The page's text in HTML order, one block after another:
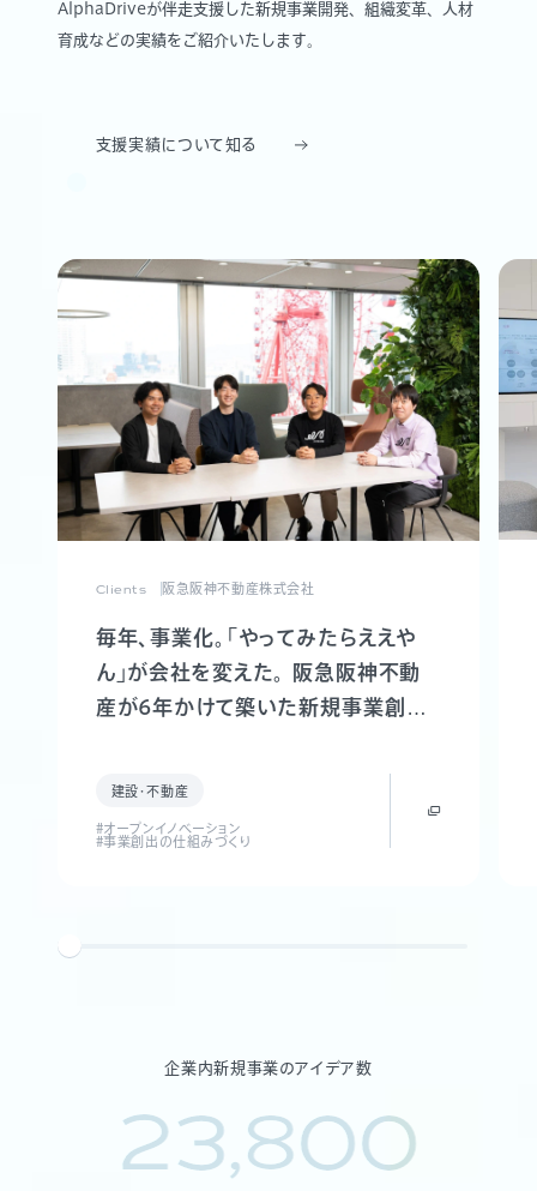
AlphaDriveが伴走支援した新規事業開発、組織変革、人材
育成などの実績をご紹介いたします。
支援実績について知る
Clients 阪急阪神不動産株式会社
毎年、事業化。「やってみたらええや
ん」が会社を変えた。 阪急阪神不動
産が6年かけて築いた新規事業創出
建設・不動産
#オープンイノベーション
#事業創出の仕組みづくり
企業内新規事業のアイデア数
23,800